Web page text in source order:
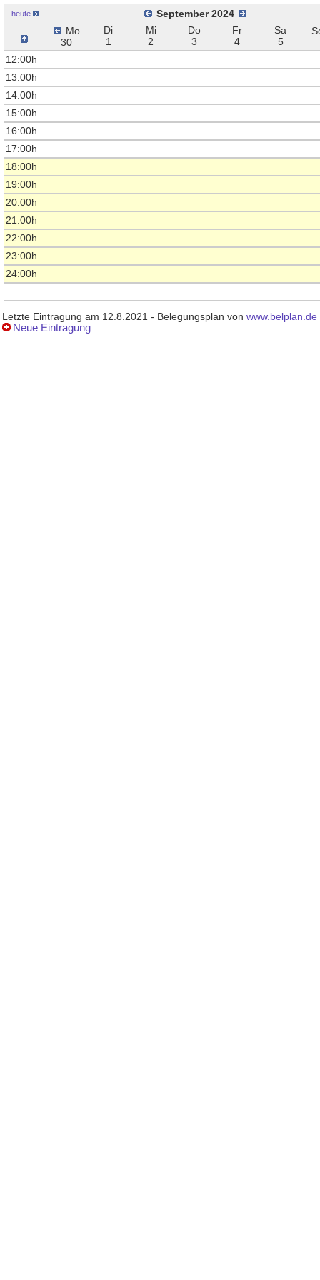
heute
September 2024
Mo
30
Di
1
Mi
2
Do
3
Fr
4
Sa
5
12:00h
13:00h
14:00h
15:00h
16:00h
17:00h
18:00h
19:00h
20:00h
21:00h
22:00h
23:00h
24:00h
Letzte Eintragung am 12.8.2021 - Belegungsplan von www.belplan.de
Neue Eintragung